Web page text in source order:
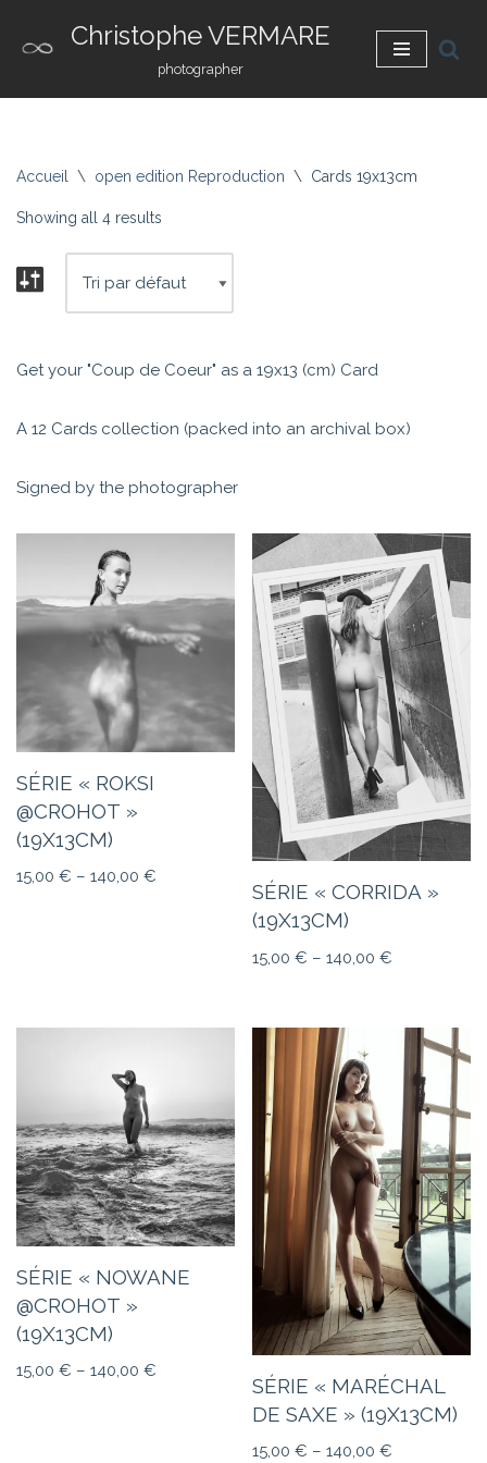
Aller
Christophe VERMARE
photographer
Accueil \ open edition Reproduction \ Cards 19x13cm
Showing all 4 results
Get your "Coup de Coeur" as a 19x13 (cm) Card
A 12 Cards collection (packed into an archival box)
Signed by the photographer
SÉRIE « ROKSI
@CROHOT »
(19X13CM)
15,00 € – 140,00 €
SÉRIE « CORRIDA »
(19X13CM)
15,00€ – 140,00€
SÉRIE « NOWANE
@CROHOT »
(19X13CM)
15,00 € – 140,00 €
SÉRIE « MARÉCHAL
DE SAXE » (19X13CM)
15,00€ – 140,00€